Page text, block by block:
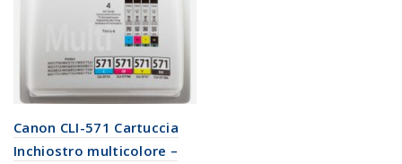
Canon CLI-571 Cartuccia
Inchiostro multicolore –